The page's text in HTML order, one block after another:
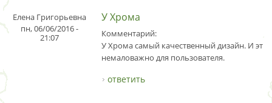
Елена Григорьевна
пн, 06/06/2016 -
21:07
У Хрома
Комментарий:
У Хрома самый качественный дизайн. И это
немаловажно для пользователя.
ответить